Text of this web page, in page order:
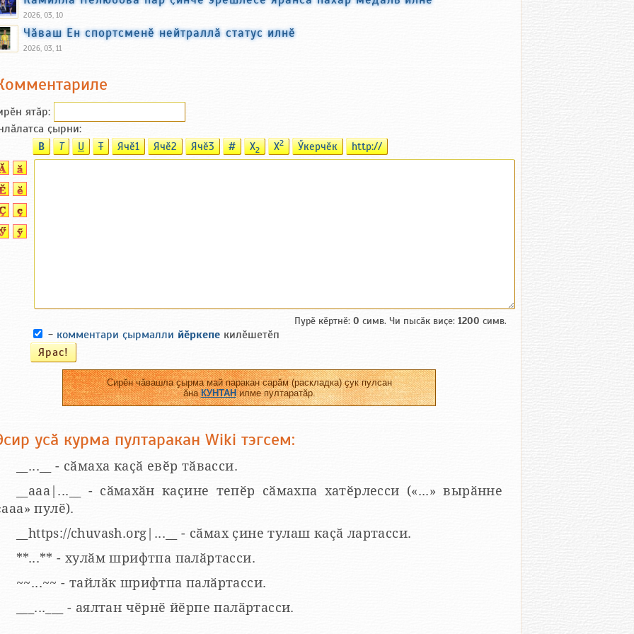
2026, 03, 10
Чӑваш Ен спортсменӗ нейтраллӑ статус илнӗ
2026, 03, 11
ятӑp:
ҫырни:
B T U T Ячӗ1 Ячӗ2 Ячӗ3 # X2 X2 Ӳкерчӗк http://
Пурӗ кӗртнӗ: 0 симв. Чи пысӑк виҫе: 1200 симв.
- комментари ҫырмалли йӗркепе килӗшетӗп
Сирӗн чӑвашла ҫырма май паракан сарӑм (раскладка) ҫук пулсан
ӑнаКУНТАНилме пултаратӑр.
усӑ курма пултаракан Wiki тэгсем:
__...__ - сӑмаха каҫӑ евӗр тӑвасси.
__aaa|...__ - сӑмахӑн каҫине тепӗр сӑмахпа хатӗрлесси («...» вырӑнне
пулӗ).
__https://chuvash.org|...__ - сӑмах ҫине тулаш каҫӑ лартасси.
**...** - хулӑм шрифтпа палӑртасси.
~~...~~ - тайлӑк шрифтпа палӑртасси.
___...___ - аялтан чӗрнӗ йӗрпе палӑртасси.